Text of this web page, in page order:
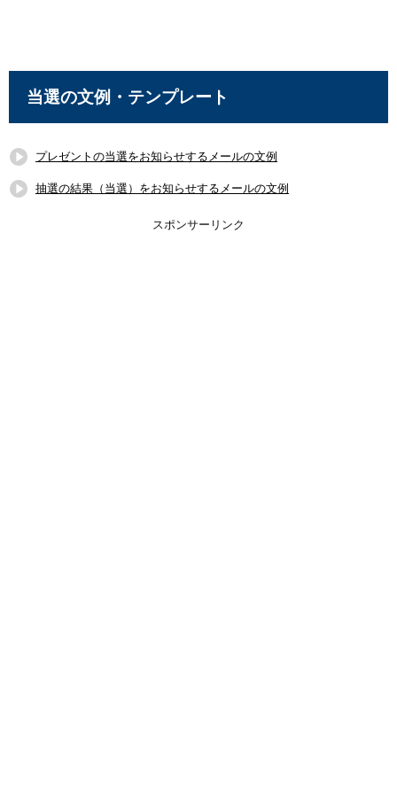
当選の文例・テンプレート
プレゼントの当選をお知らせするメールの文例
抽選の結果（当選）をお知らせするメールの文例
スポンサーリンク